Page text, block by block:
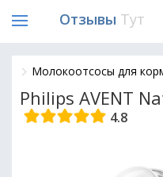
Отзывы Тут
Молокоотсосы для
Philips AVENT
4.8